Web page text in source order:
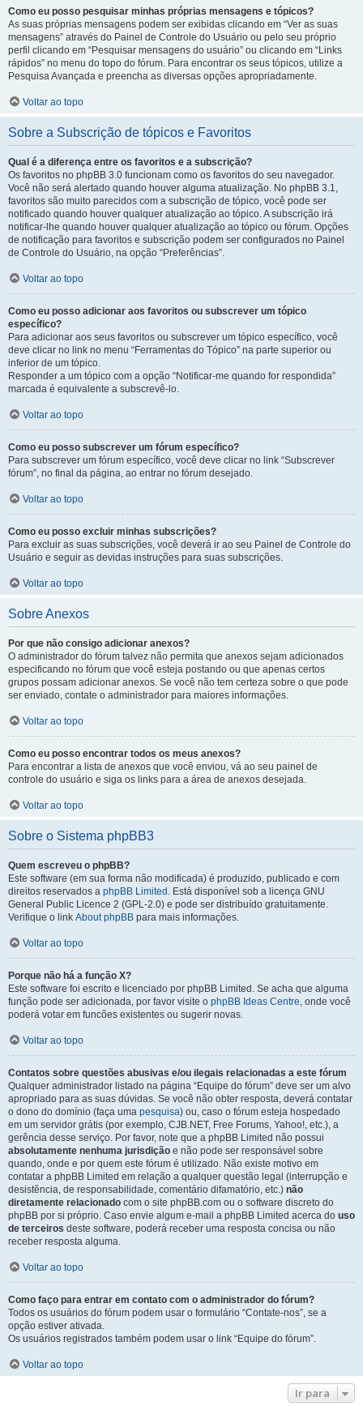
Como eu posso pesquisar minhas próprias mensagens e tópicos?
As suas próprias mensagens podem ser exibidas clicando em “Ver as suas
mensagens” através do Painel de Controle do Usuário ou pelo seu próprio
perfil clicando em “Pesquisar mensagens do usuário” ou clicando em “Links
rápidos” no menu do topo do fórum. Para encontrar os seus tópicos, utilize a
Pesquisa Avançada e preencha as diversas opções apropriadamente.
Voltar ao topo
Sobre a Subscrição de tópicos e Favoritos
Qual é a diferença entre os favoritos e a subscrição?
Os favoritos no phpBB 3.0 funcionam como os favoritos do seu navegador.
Você não será alertado quando houver alguma atualização. No phpBB 3.1,
favoritos são muito parecidos com a subscrição de tópico, você pode ser
notificado quando houver qualquer atualização ao tópico. A subscrição irá
notificar-lhe quando houver qualquer atualização ao tópico ou fórum. Opções
de notificação para favoritos e subscrição podem ser configurados no Painel
de Controle do Usuário, na opção “Preferências”.
Voltar ao topo
Como eu posso adicionar aos favoritos ou subscrever um tópico
específico?
Para adicionar aos seus favoritos ou subscrever um tópico específico, você
deve clicar no link no menu “Ferramentas do Tópico” na parte superior ou
inferior de um tópico.
Responder a um tópico com a opção “Notificar-me quando for respondida”
marcada é equivalente a subscrevê-lo.
Voltar ao topo
Como eu posso subscrever um fórum específico?
Para subscrever um fórum específico, você deve clicar no link “Subscrever
fórum”, no final da página, ao entrar no fórum desejado.
Voltar ao topo
Como eu posso excluir minhas subscrições?
Para excluir as suas subscrições, você deverá ir ao seu Painel de Controle do
Usuário e seguir as devidas instruções para suas subscrições.
Voltar ao topo
Sobre Anexos
Por que não consigo adicionar anexos?
O administrador do fórum talvez não permita que anexos sejam adicionados
especificando no fórum que você esteja postando ou que apenas certos
grupos possam adicionar anexos. Se você não tem certeza sobre o que pode
ser enviado, contate o administrador para maiores informações.
Voltar ao topo
Como eu posso encontrar todos os meus anexos?
Para encontrar a lista de anexos que você enviou, vá ao seu painel de
controle do usuário e siga os links para a área de anexos desejada.
Voltar ao topo
Sobre o Sistema phpBB3
Quem escreveu o phpBB?
Este software (em sua forma não modificada) é produzido, publicado e com
direitos reservados a phpBB Limited . Está disponível sob a licença GNU
General Public Licence 2 (GPL-2.0) e pode ser distribuído gratuitamente.
Verifique o link About phpBB para mais informações.
Voltar ao topo
Porque não há a função X?
Este software foi escrito e licenciado por phpBB Limited. Se acha que alguma
função pode ser adicionada, por favor visite o phpBB Ideas Centre, onde você
poderá votar em funcões existentes ou sugerir novas.
Voltar ao topo
Contatos sobre questões abusivas e/ou ilegais relacionadas a este fórum
Qualquer administrador listado na página “Equipe do fórum” deve ser um alvo
apropriado para as suas dúvidas. Se você não obter resposta, deverá contatar
o dono do domínio (faça uma pesquisa) ou, caso o fórum esteja hospedado
em um servidor grátis (por exemplo, CJB.NET, Free Forums, Yahoo!, etc.), a
gerência desse serviço. Por favor, note que a phpBB Limited não possui
absolutamente nenhuma jurisdição e não pode ser responsável sobre
quando, onde e por quem este fórum é utilizado. Não existe motivo em
contatar a phpBB Limited em relação a qualquer questão legal (interrupção e
desistência, de responsabilidade, comentário difamatório, etc.) não
diretamente relacionado com o site phpBB.com ou o software discreto do
phpBB por si próprio. Caso envie algum e-mail a phpBB Limited acerca do uso
de terceiros deste software, poderá receber uma resposta concisa ou não
receber resposta alguma.
Voltar ao topo
Como faço para entrar em contato com o administrador do fórum?
Todos os usuários do fórum podem usar o formulário “Contate-nos”, se a
opção estiver ativada.
Os usuários registrados também podem usar o link “Equipe do fórum”.
Voltar ao topo
Ir para